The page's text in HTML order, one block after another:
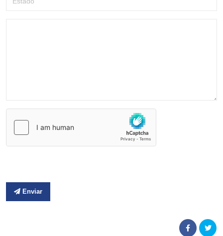
Enviar